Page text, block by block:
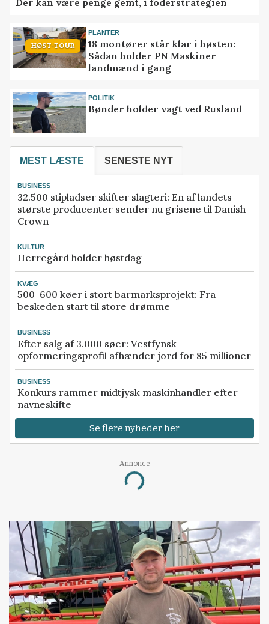
Der kan være penge gemt, i foderstrategien
HØST-TOUR
PLANTER
18 montører står klar i høsten:
Sådan holder PN Maskiner
landmænd i gang
POLITIK
Bønder holder vagt ved Rusland
MEST LÆSTE SENESTE NYT
BUSINESS
32.500 stipladser skifter slagteri: En af landets
største producenter sender nu grisene til Danish
Crown
KULTUR
Herregård holder høstdag
KVÆG
500-600 køer i stort barmarksprojekt: Fra
beskeden start til store drømme
BUSINESS
Efter salg af 3.000 søer: Vestfynsk
opformeringsprofil afhænder jord for 85 millioner
BUSINESS
Konkurs rammer midtjysk maskinhandler efter
navneskifte
Se flere nyheder her
Annonce
Loading...